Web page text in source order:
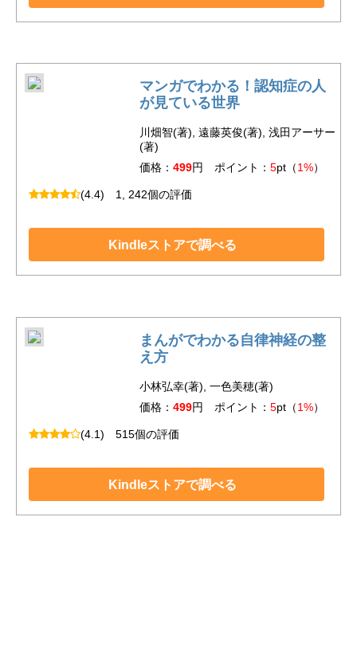
マンガでわかる！認知症の人
が見ている世界
川畑智(著), 遠藤英俊(著), 浅田アーサー
(著)
価格： 499円 ポイント： 5pt（1%）
(4.4) 1, 242個の評価
Kindleストアで調べる
まんがでわかる自律神経の整
え方
小林弘幸(著), 一色美穂(著)
価格： 499円 ポイント： 5pt（1%）
(4.1) 515個の評価
Kindleストアで調べる